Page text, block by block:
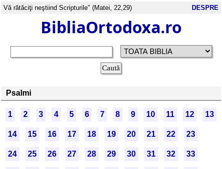
Vă rătăciţi neştiind Scripturile" (Matei, 22,29) DESPRE
BibliaOrtodoxa.ro
Psalmi
1 2 3 4 5 6 7 8 9 10 11 12 13
14 15 16 17 18 19 20 21 22 23
24 25 26 27 28 29 30 31 32 33